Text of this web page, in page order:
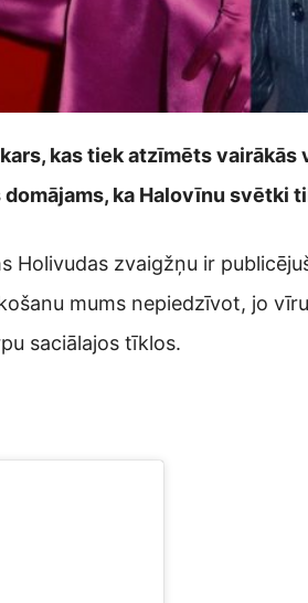
kas tiek atzīmēts vairākās
ka Halovīnu svētki
Holivudas zvaigžņu ir
mums nepiedzīvot, jo
saciālajos tīklos.